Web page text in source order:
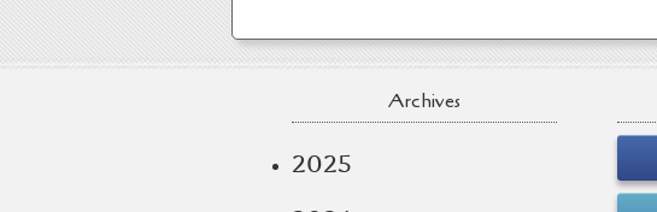
Archives
2025